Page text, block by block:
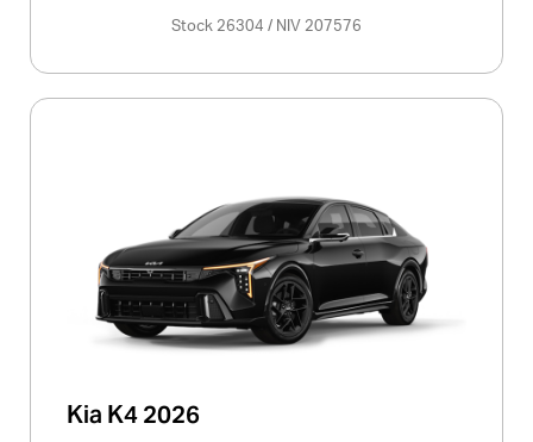
Stock 26304 / NIV 207576
Kia K4 2026